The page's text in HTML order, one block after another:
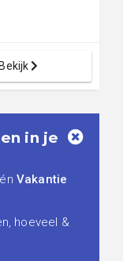
Bekijk
in je
Vakantie
hoeveel &